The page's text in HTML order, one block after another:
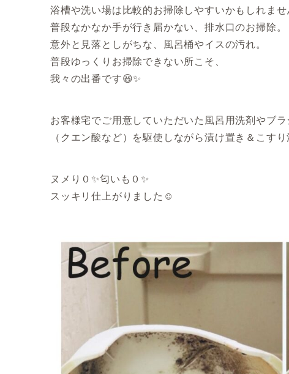
浴槽や洗い場は比較的お掃除しやすいかもしれませ
普段なかなか手が行き届かない、排水口のお掃除。
意外と見落としがちな、風呂桶やイスの汚れ。
普段ゆっくりお掃除できない所こそ、
我々の出番です😆✨
お客様宅でご用意していただいた風呂用洗剤やブ
（クエン酸など）を駆使しながら漬け置き＆こす
ヌメり０✨匂いも０✨
スッキリ仕上がりました☺️